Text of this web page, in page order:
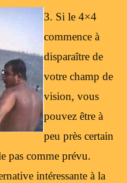
3. Si le 4×4
commence à
disparaître de
votre champ de
vision, vous
pouvez être à
peu près certain
pas comme prévu.
intéressante à la